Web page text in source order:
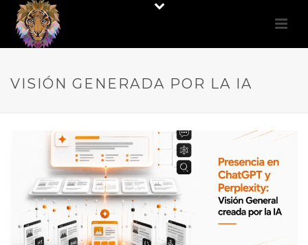
VISIÓN GENERADA POR LA IA